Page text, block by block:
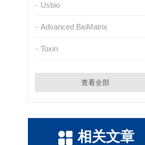
Usbio
Advanced BioMatrix
Toxin
查看全部
相关文章